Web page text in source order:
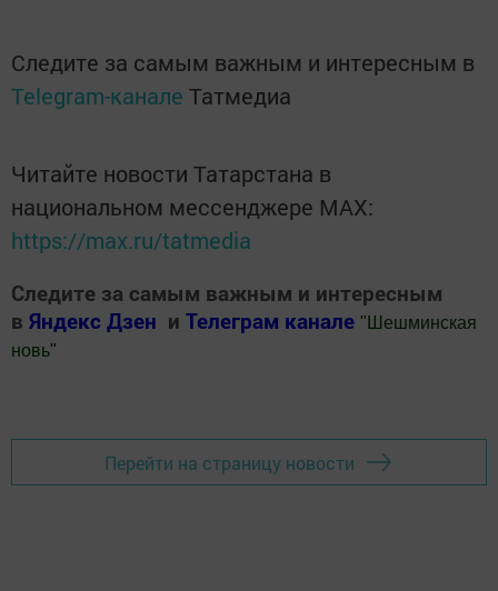
Следите за самым важным и интересным в
Telegram-канале Татмедиа
Читайте новости Татарстана в
национальном мессенджере MАХ:
https://max.ru/tatmedia
Следите за самым важным и интересным
в Яндекс Дзен и Телеграм канале " Шешминская
новь"
Перейти на страницу новости